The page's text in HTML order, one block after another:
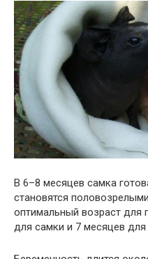
В 6–8 месяцев самка
становятся
оптимальный возраст для
для самки и 7 месяцев для